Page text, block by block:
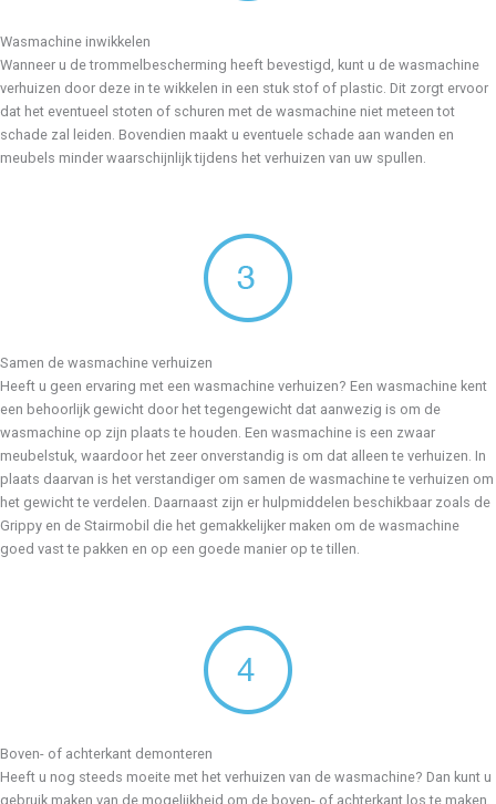
Wasmachine inwikkelen
Wanneer u de trommelbescherming heeft bevestigd, kunt u de wasmachine
verhuizen door deze in te wikkelen in een stuk stof of plastic. Dit zorgt ervoor
dat het eventueel stoten of schuren met de wasmachine niet meteen tot
schade zal leiden. Bovendien maakt u eventuele schade aan wanden en
meubels minder waarschijnlijk tijdens het verhuizen van uw spullen.
Samen de wasmachine verhuizen
Heeft u geen ervaring met een wasmachine verhuizen? Een wasmachine kent
een behoorlijk gewicht door het tegengewicht dat aanwezig is om de
wasmachine op zijn plaats te houden. Een wasmachine is een zwaar
meubelstuk, waardoor het zeer onverstandig is om dat alleen te verhuizen. In
plaats daarvan is het verstandiger om samen de wasmachine te verhuizen om
het gewicht te verdelen. Daarnaast zijn er hulpmiddelen beschikbaar zoals de
Grippy en de Stairmobil die het gemakkelijker maken om de wasmachine
goed vast te pakken en op een goede manier op te tillen.
Boven- of achterkant demonteren
Heeft u nog steeds moeite met het verhuizen van de wasmachine? Dan kunt u
gebruik maken van de mogelijkheid om de boven- of achterkant los te maken.